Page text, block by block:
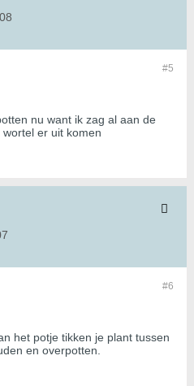
#5
nu want ik zag al aan de
er uit komen
#6
het potje tikken je plant tussen
en overpotten.